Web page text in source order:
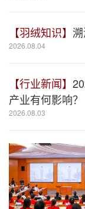
【羽绒知识】
2026.08.04
【行业新闻】
产业有何影响？
2026.08.03